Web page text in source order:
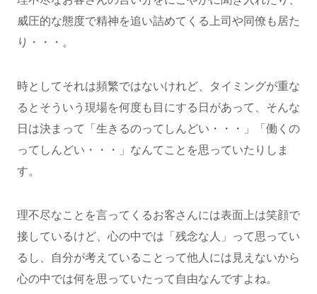
威圧的な態度で精神を追い詰めてくる上司や同僚も居た
り・・・。
時としてそれは頻繁ではないけれど、タイミングが重な
るとそういう現場を何度も目にする日があって、そんな
日は決まって「生きるのってしんどい・・・」「働くの
ってしんどい・・・」なんてことを思っていたりしま
す。
理不尽なことを言ってくるお客さんには表面上は笑顔で
接しているけど、心の中では「残念な人」って思ってい
るし、自分が考えていることって他人には見えないから
心の中では何を思っていたって自由なんですよね。